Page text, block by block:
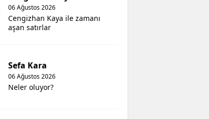
06 Ağustos 2026
Cengizhan Kaya ile zamanı
aşan satırlar
Sefa Kara
06 Ağustos 2026
Neler oluyor?